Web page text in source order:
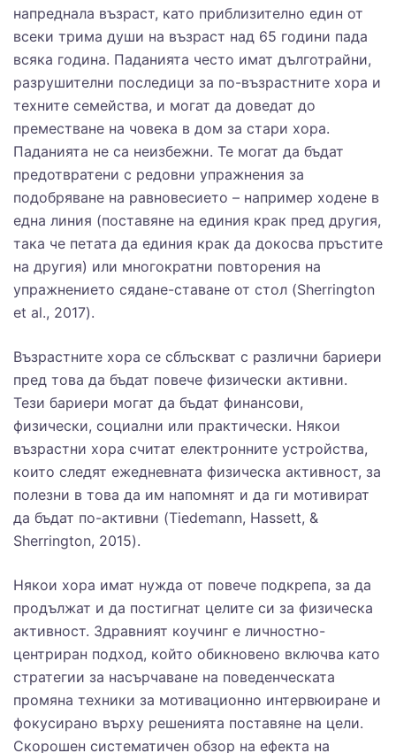
напреднала възраст, като приблизително един от
всеки трима души на възраст над 65 години пада
всяка година. Паданията често имат дълготрайни,
разрушителни последици за по-възрастните хора и
техните семейства, и могат да доведат до
преместване на човека в дом за стари хора.
Паданията не са неизбежни. Те могат да бъдат
предотвратени с редовни упражнения за
подобряване на равновесието – например ходене в
една линия (поставяне на единия крак пред другия,
така че петата да единия крак да докосва пръстите
на другия) или многократни повторения на
упражнението сядане-ставане от стол (Sherrington
et al., 2017).
Възрастните хора се сблъскват с различни бариери
пред това да бъдат повече физически активни.
Тези бариери могат да бъдат финансови,
физически, социални или практически. Някои
възрастни хора считат електронните устройства,
които следят ежедневната физическа активност, за
полезни в това да им напомнят и да ги мотивират
да бъдат по-активни (Tiedemann, Hassett, &
Sherrington, 2015).
Някои хора имат нужда от повече подкрепа, за да
продължат и да постигнат целите си за физическа
активност. Здравният коучинг е личностно-
центриран подход, който обикновено включва като
стратегии за насърчаване на поведенческата
промяна техники за мотивационно интервюиране и
фокусирано върху решенията поставяне на цели.
Скорошен систематичен обзор на ефекта на